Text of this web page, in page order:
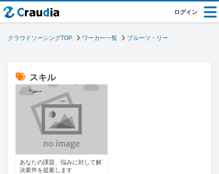
ログイン
クラウドソーシングTOP ワーカー一覧 ブルーツ・リー
スキル
あなたの課題、悩みに対して解
決案件を提案します